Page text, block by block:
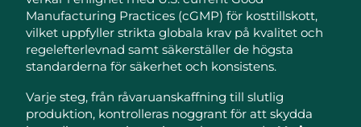
Manufacturing Practices (cGMP) för kosttillskott,
vilket uppfyller strikta globala krav på kvalitet och
regelefterlevnad samt säkerställer de högsta
standarderna för säkerhet och konsistens.
Varje steg, från råvaruanskaffning till slutlig
produktion, kontrolleras noggrant för att skydda